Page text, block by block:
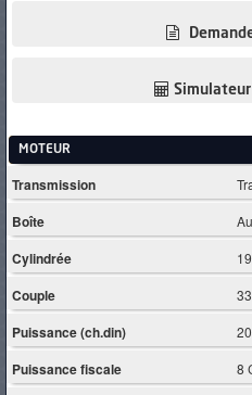
MOTEUR
Transmission
Boîte
Cylindrée
Couple
Puissance (ch.din)
Puissance fiscale 8